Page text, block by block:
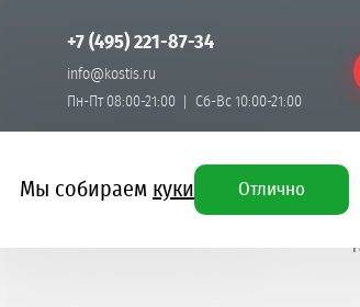
+7 (495) 221-87-34
info@kostis.ru
Пн-Пт 08:00-21:00
Сб-Вс 10:00-21:00
Мы собираем куки Отлично